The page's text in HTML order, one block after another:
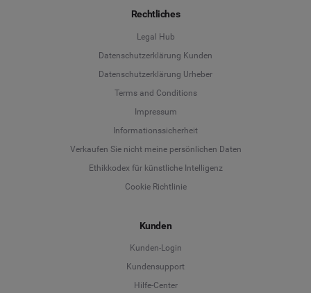
Rechtliches
Legal Hub
Datenschutzerklärung Kunden
Datenschutzerklärung Urheber
Terms and Conditions
Impressum
Informationssicherheit
Verkaufen Sie nicht meine persönlichen Daten
Ethikkodex für künstliche Intelligenz
Cookie Richtlinie
Kunden
Kunden-Login
Kundensupport
Hilfe-Center
Deutsch